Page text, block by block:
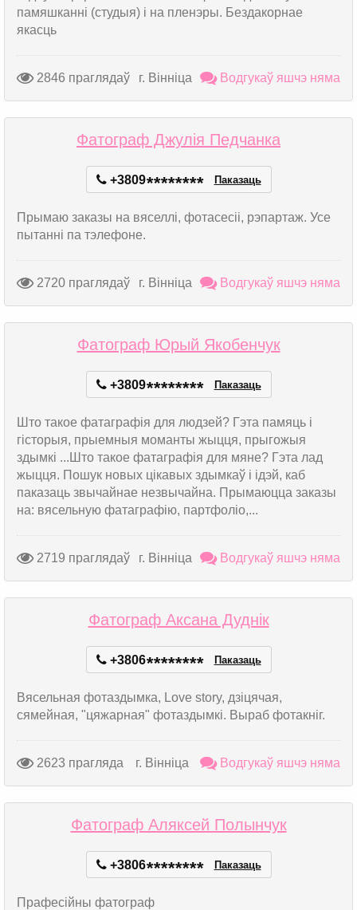
памяшканні (студыя) і на пленэры. Бездакорнае
якасць
2846 праглядаў г. Вінніца Водгукаў яшчэ няма
Фатограф Джулія Педчанка
+3809******** Паказаць
Прымаю заказы на вяселлі, фотасесіі, рэпартаж. Усе
пытанні па тэлефоне.
2720 праглядаў г. Вінніца Водгукаў яшчэ няма
Фатограф Юрый Якобенчук
+3809******** Паказаць
Што такое фатаграфія для людзей? Гэта памяць і
гісторыя, прыемныя моманты жыцця, прыгожыя
здымкі ...Што такое фатаграфія для мяне? Гэта лад
жыцця. Пошук новых цікавых здымкаў і ідэй, каб
паказаць звычайнае незвычайна. Прымаюцца заказы
на: вясельную фатаграфію, партфоліо,...
2719 праглядаў г. Вінніца Водгукаў яшчэ няма
Фатограф Аксана Дуднік
+3806******** Паказаць
Вясельная фотаздымка, Love story, дзіцячая,
сямейная, "цяжарная" фотаздымкі. Выраб фотакніг.
2623 прагляда г. Вінніца Водгукаў яшчэ няма
Фатограф Аляксей Полынчук
+3806******** Паказаць
Прафесійны фатограф